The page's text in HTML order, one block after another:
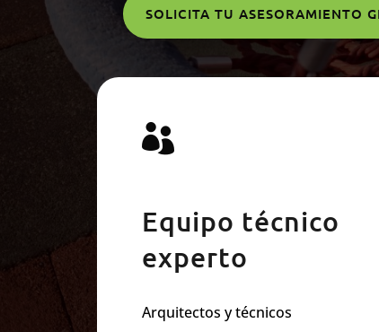
SOLICITA TU ASESORAMIENTO

Equipo técnico
experto
Arquitectos y técnicos